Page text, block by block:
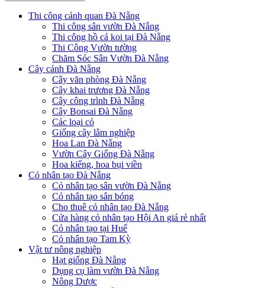
Thi công cảnh quan Đà Nẵng
Thi công sân vườn Đà Nẵng
Thi công hồ cá koi tại Đà Nẵng
Thi Công Vườn tường
Chăm Sóc Sân Vườn Đà Nẵng
Cây cảnh Đà Nẵng
Cây văn phòng Đà Nẵng
Cây khai trương Đà Nẵng
Cây công trình Đà Nẵng
Cây Bonsai Đà Nẵng
Các loại cỏ
Giống cây lâm nghiệp
Hoa Lan Đà Nẵng
Vườn Cây Giống Đà Nẵng
Hoa kiểng, hoa bụi viền
Cỏ nhân tạo Đà Nẵng
Cỏ nhân tạo sân vườn Đà Nẵng
Cỏ nhân tạo sân bóng
Cho thuê cỏ nhân tạo Đà Nẵng
Cửa hàng cỏ nhân tạo Hội An giá rẻ nhất
Cỏ nhân tạo tại Huế
Cỏ nhân tạo Tam Kỳ
Vật tư nông nghiệp
Hạt giống Đà Nẵng
Dụng cụ làm vườn Đà Nẵng
Nông Dược